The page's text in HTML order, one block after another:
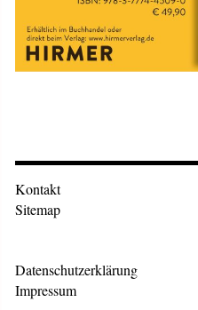
Kontakt
Sitemap
Datenschutzerklärung
Impressum